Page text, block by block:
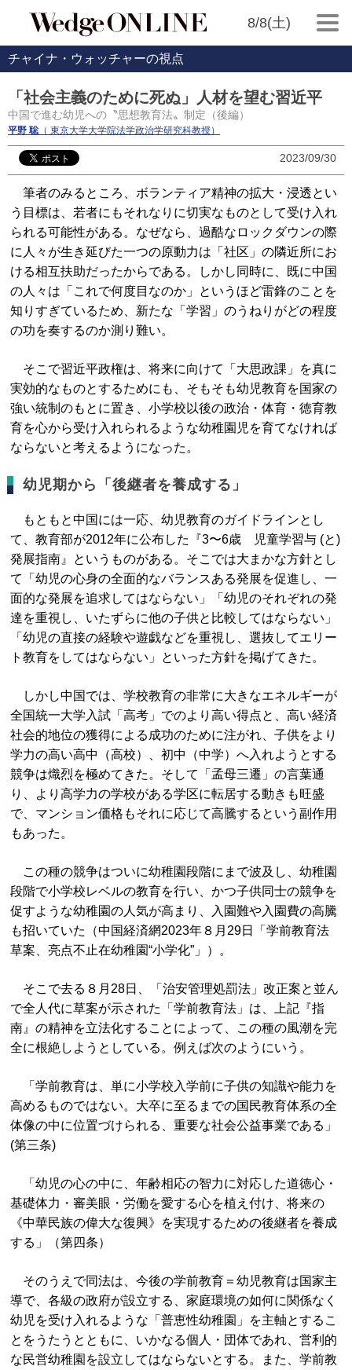
8/8(土)
チャイナ・ウォッチャーの視点
「社会主義のために死ぬ」人材を望む習近平
中国で進む幼児への〝思想教育法〟制定（後編）
平野 聡 （ 東京大学大学院法学政治学研究科教授）
2023/09/30
筆者のみるところ、ボランティア精神の拡大・浸透とい
う目標は、若者にもそれなりに切実なものとして受け入れ
られる可能性がある。なぜなら、過酷なロックダウンの際
に人々が生き延びた一つの原動力は「社区」の隣近所にお
ける相互扶助だったからである。しかし同時に、既に中国
の人々は「これで何度目なのか」というほど雷鋒のことを
知りすぎているため、新たな「学習」のうねりがどの程度
の功を奏するのか測り難い。
そこで習近平政権は、将来に向けて「大思政課」を真に
実効的なものとするためにも、そもそも幼児教育を国家の
強い統制のもとに置き、小学校以後の政治・体育・徳育教
育を心から受け入れられるような幼稚園児を育てなければ
ならないと考えるようになった。
幼児期から「後継者を養成する」
もともと中国には一応、幼児教育のガイドラインとし
て、教育部が2012年に公布した『3〜6歳 児童学習与 (と)
発展指南』というものがある。そこでは大まかな方針とし
て「幼児の心身の全面的なバランスある発展を促進し、一
面的な発展を追求してはならない」「幼児のそれぞれの発
達を重視し、いたずらに他の子供と比較してはならない」
「幼児の直接の経験や遊戯などを重視し、選抜してエリー
ト教育をしてはならない」といった方針を掲げてきた。
しかし中国では、学校教育の非常に大きなエネルギーが
全国統一大学入試「高考」でのより高い得点と、高い経済
社会的地位の獲得による成功のために注がれ、子供をより
学力の高い高中（高校）、初中（中学）へ入れようとする
競争は熾烈を極めてきた。そして「孟母三遷」の言葉通
り、より高学力の学校がある学区に転居する動きも旺盛
で、マンション価格もそれに応じて高騰するという副作用
もあった。
この種の競争はついに幼稚園段階にまで波及し、幼稚園
段階で小学校レベルの教育を行い、かつ子供同士の競争を
促すような幼稚園の人気が高まり、入園難や入園費の高騰
も招いていた（中国経済網2023年８月29日「学前教育法
草案、亮点不止在幼稚園“小学化”」）。
そこで去る８月28日、「治安管理処罰法」改正案と並ん
で全人代に草案が示された「学前教育法」は、上記『指
南』の精神を立法化することによって、この種の風潮を完
全に根絶しようとしている。例えば次のようにいう。
「学前教育は、単に小学校入学前に子供の知識や能力を
高めるものではない。大卒に至るまでの国民教育体系の全
体像の中に位置づけられる、重要な社会公益事業である」
(第三条)
「幼児の心の中に、年齢相応の智力に対応した道徳心・
基礎体力・審美眼・労働を愛する心を植え付け、将来の
《中華民族の偉大な復興》を実現するための後継者を養成
する」（第四条）
そのうえで同法は、今後の学前教育＝幼児教育は国家主
導で、各級の政府が設立する、家庭環境の如何に関係なく
幼児を受け入れるような「普恵性幼稚園」を主軸とするこ
とをうたうとともに、いかなる個人・団体であれ、営利的
な民営幼稚園を設立してはならないとする。また、学前教